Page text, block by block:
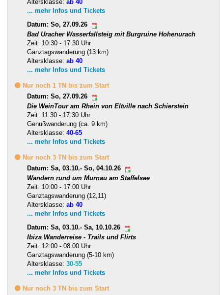
Altersklasse: ab 40
... mehr Infos und Tickets
Datum: So, 27.09.26
Bad Uracher Wasserfallsteig mit Burgruine Hohenurach
Zeit: 10:30 - 17:30 Uhr
Ganztagswanderung (13 km)
Altersklasse: ab 40
... mehr Infos und Tickets
🟡 Nur noch 1 TN bis zum Start
Datum: So, 27.09.26
Die WeinTour am Rhein von Eltville nach Schierstein
Zeit: 11:30 - 17:30 Uhr
Genußwanderung (ca. 9 km)
Altersklasse: 40-65
... mehr Infos und Tickets
🟡 Nur noch 3 TN bis zum Start
Datum: Sa, 03.10.- So, 04.10.26
Wandern rund um Murnau am Staffelsee
Zeit: 10:00 - 17:00 Uhr
Ganztagswanderung (12,11)
Altersklasse: ab 40
... mehr Infos und Tickets
Datum: Sa, 03.10.- Sa, 10.10.26
Ibiza Wanderreise - Trails und Flirts
Zeit: 12:00 - 08:00 Uhr
Ganztagswanderung (5-10 km)
Altersklasse: 30-55
... mehr Infos und Tickets
🟡 Nur noch 3 TN bis zum Start